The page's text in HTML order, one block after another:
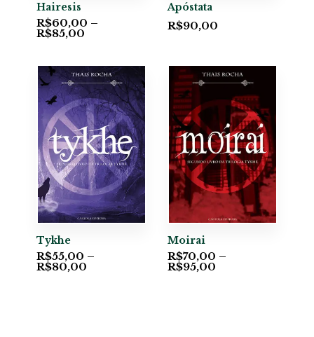
Hairesis
R$60,00 –
R$85,00
Apóstata
R$90,00
Tykhe
R$55,00 –
R$80,00
Moirai
R$70,00 –
R$95,00